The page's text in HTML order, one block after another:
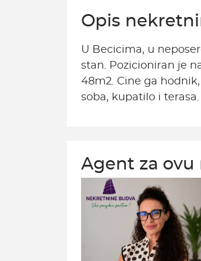
Opis
U Becicima, u
stan. Pozicioniran je
48m2. Cine ga
soba, kupatilo i terasa.
Agent za